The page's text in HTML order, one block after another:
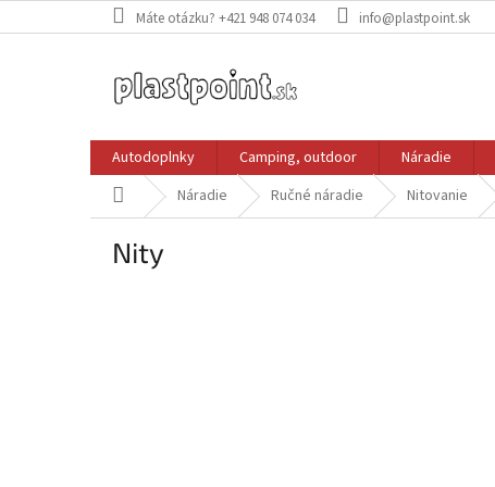
na
Máte otázku? +421 948 074 034 info@plastpoint.sk
Autodoplnky Camping, outdoor Náradie
DomovNáradie Ručné náradie Nitovanie
Nity